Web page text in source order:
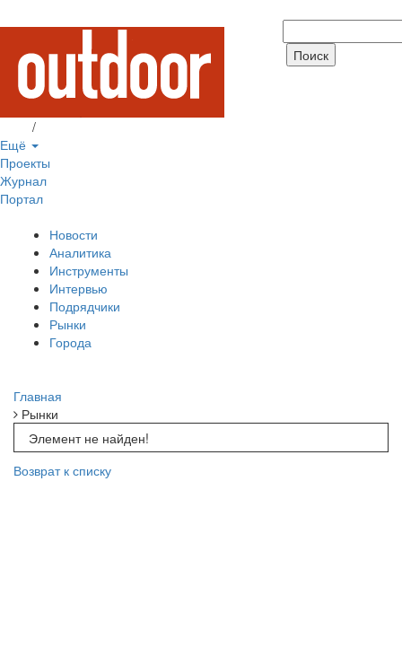
/
Ещё
Проекты
Журнал
Портал
Новости
Аналитика
Инструменты
Интервью
Подрядчики
Рынки
Города
Главная
Рынки
Элемент не найден!
Возврат к списку